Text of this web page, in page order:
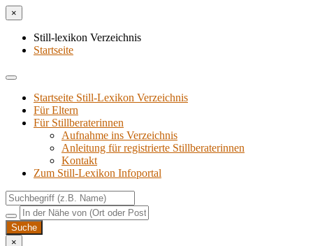
×
Still-lexikon Verzeichnis
Startseite
Startseite Still-Lexikon Verzeichnis
Für Eltern
Für Stillberaterinnen
Aufnahme ins Verzeichnis
Anlei­tung für regis­trier­te Stillberaterinnen
Kon­takt
Zum Still-Lexikon Infoportal
×